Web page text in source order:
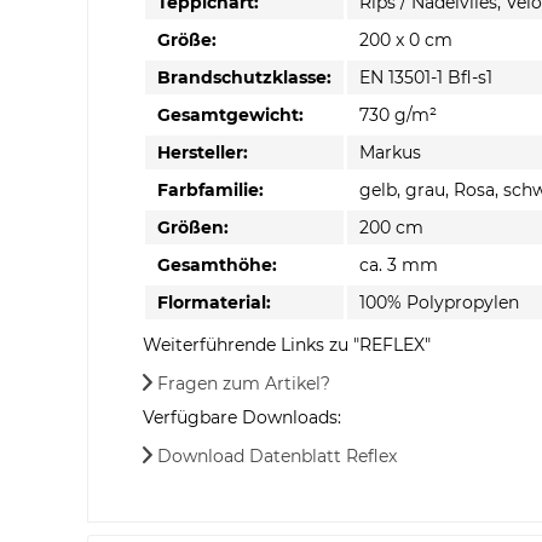
Größe:
200 x 0 cm
Brandschutzklasse:
EN 13501-1 Bfl-s1
Gesamtgewicht:
730 g/m²
Hersteller:
Markus
Farbfamilie:
gelb, grau, Rosa,
Größen:
200 cm
Gesamthöhe:
ca. 3 mm
Flormaterial:
100% Polypropylen
Weiterführende Links zu "REFLEX"
Fragen zum Artikel?
Verfügbare Downloads:
Download Datenblatt Reflex